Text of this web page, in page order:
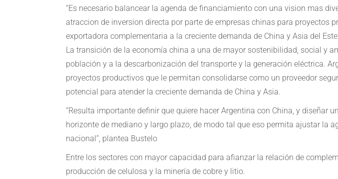
“Es necesario balancear la agenda de financiamiento con una vision mas
atraccion de inversion directa por parte de empresas chinas para proyectos
exportadora complementaria a la creciente demanda de China y Asia del
La transición de la economía china a una de mayor sostenibilidad, social y
población y a la descarbonización del transporte y la generación eléctrica.
proyectos productivos que le permitan consolidarse como un proveedor
potencial para atender la creciente demanda de China y Asia.
“Resulta importante definir que quiere hacer Argentina con China, y diseñar
horizonte de mediano y largo plazo, de modo tal que eso permita ajustar la
nacional”, plantea Bustelo
Entre los sectores con mayor capacidad para afianzar la relación de
producción de celulosa y la minería de cobre y litio.